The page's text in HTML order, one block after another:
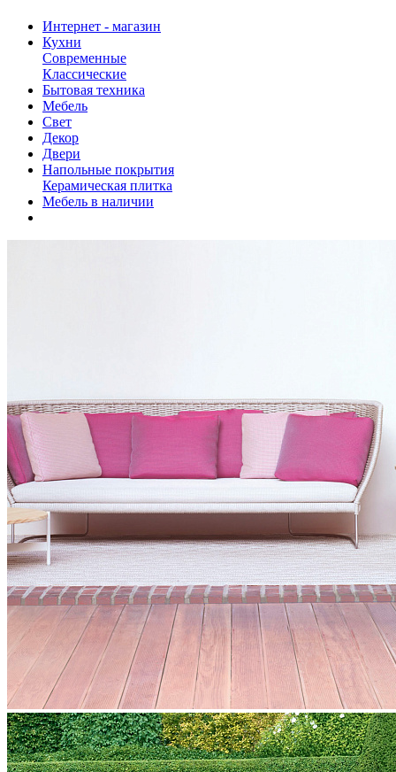
Интернет - магазин
Кухни
Современные
Классические
Бытовая техника
Мебель
Свет
Декор
Двери
Напольные покрытия
Керамическая плитка
Мебель в наличии